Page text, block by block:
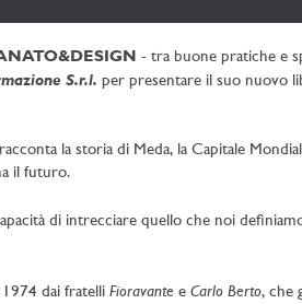
- tra buone pratiche e
S.r.l. per presentare il suo nuovo
la storia di Meda, la Capitale
il futuro.
di intrecciare quello che noi
dai fratelli Fioravantee Carlo Berto, che